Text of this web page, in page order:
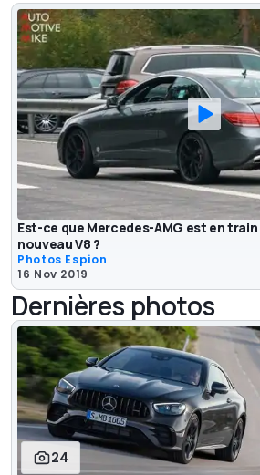
Est-ce que Mercedes-AMG est en
nouveau V8 ?
Photos Espion
16 Nov 2019
Dernières photos
24